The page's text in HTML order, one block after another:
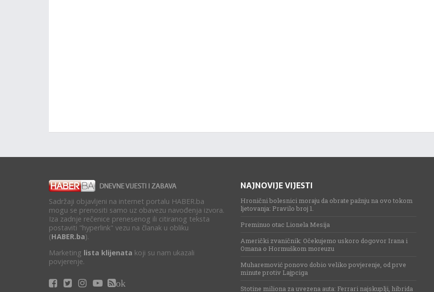
Sadržaji objavljeni na internet portalu HABER.ba
mogu se prenositi samo uz obavezu navođenja izvora.
Iza zadnje rečenice prenesenog ili citiranog teksta
postaviti "hyperlink" vezu na članak u obliku
(HABER.ba).
Marketing lista klijenata koji su nam ukazali
povjerenje.
ok
NAJNOVIJE VIJESTI
Hronični bolesnici moraju da obrate pažnju na ovo tokom
ljetovanja: Pravilo broj 1.
Preminuo otac Lionela Mesija
Američki zvaničnik: Očekujemo uskoro dogovor Irana i
Omana o Hormuškom moreuzu
Muharemović ponovo dobio veliko povjerenje, od prve
minute protiv Lajpciga
Stotine miliona za uvezena auta: Ferrari najskuplji, hibrida